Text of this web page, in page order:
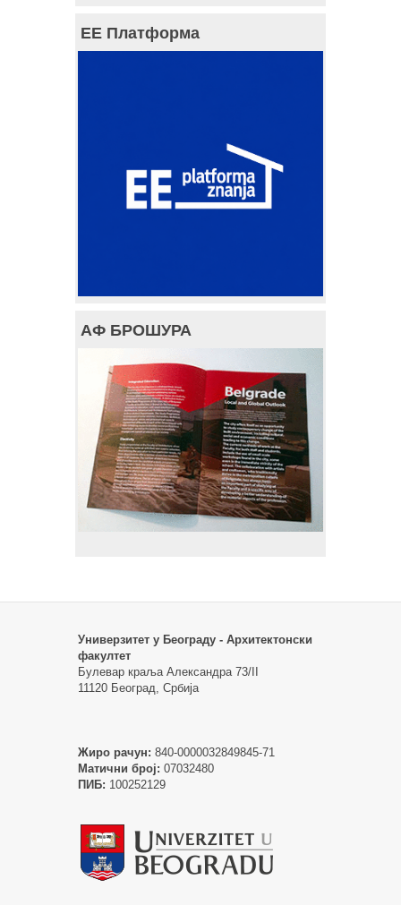
ЕЕ Платформа
АФ БРОШУРА
Универзитет у Београду - Архитектонски
факултет
Булевар краља Александра 73/II
11120 Београд, Србија
Жиро рачун: 840-0000032849845-71
Матични број: 07032480
ПИБ: 100252129